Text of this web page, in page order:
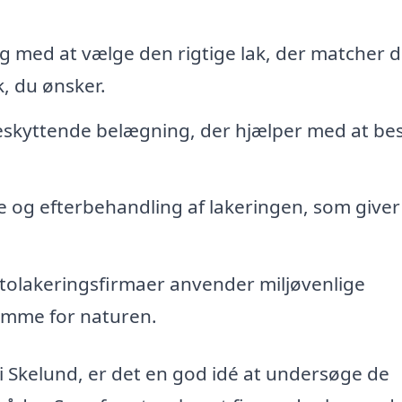
med at vælge den rigtige lak, der matcher
du ønsker.
belægning, der hjælper med at
og efterbehandling af lakeringen, som
anvender miljøvenlige
for naturen.
er det en god idé at undersøge de